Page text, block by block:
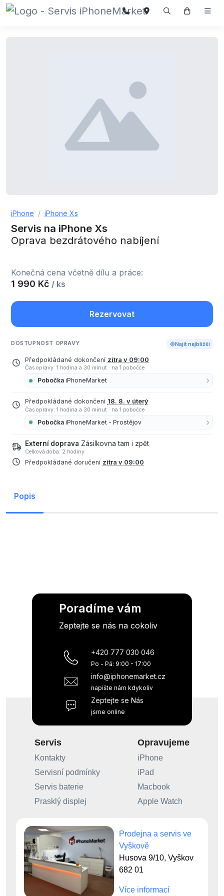
iPhone iPhone Xs
Servis na iPhone Xs
Oprava bezdrátového nabíjení
Konečná cena včetně dílu a práce:
1 990 Kč / ks
Rezervovat
DOSTUPNOST OPRAVY Najít nejbližší
Předpokládané dokončení zítra v 09:00
Čas opravy: 1 hodina a 30 minut · na 1 pobočce
Pobočka iPhoneMarket
Předpokládané dokončení 18. 8. v úterý
Čas opravy: 1 hodina a 30 minut · na 1 pobočce
Pobočka iPhoneMarket - Prostějov
Externí doprava Zásilkovna tam i zpět
Celková doba: 2 hodiny
Předpokládané doručení zítra v 09:00
Popis
Poradíme vám
Zeptejte se nás na cokoliv
+420 777 030 046
Po - Pá: 9:00 - 17:00
info@iphonemarket.cz
napište nám kdykoliv
Zeptejte se Nás
jsme online
Servis
Kontakty
Servisní podmínky
Servis baterie
Prasklý displej
Opravujeme
iPhone
iPad
Macbook
Apple Watch
Prodejna a servis ve
Vyškově
Husova 9/10, Vyškov
682 01
Více informací